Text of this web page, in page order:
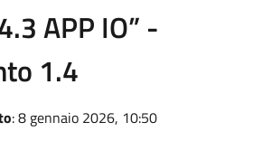
APP IO” -
1.4
: 8 gennaio 2026, 10:50